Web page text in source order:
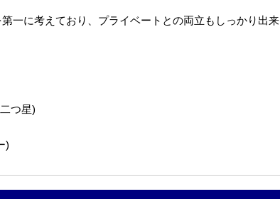
一に考えており、プライベートとの両立もしっかり出来
つ星)
)